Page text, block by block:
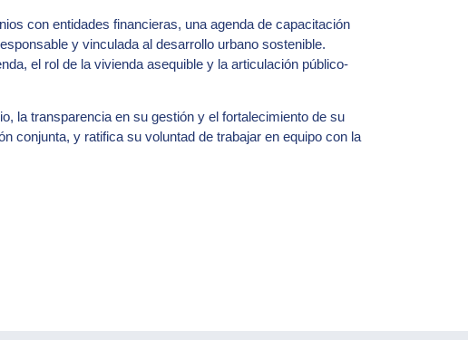
con entidades financieras, una agenda de capacitación
y vinculada al desarrollo urbano sostenible.
el rol de la vivienda asequible y la articulación público-
la transparencia en su gestión y el fortalecimiento de su
conjunta, y ratifica su voluntad de trabajar en equipo con la